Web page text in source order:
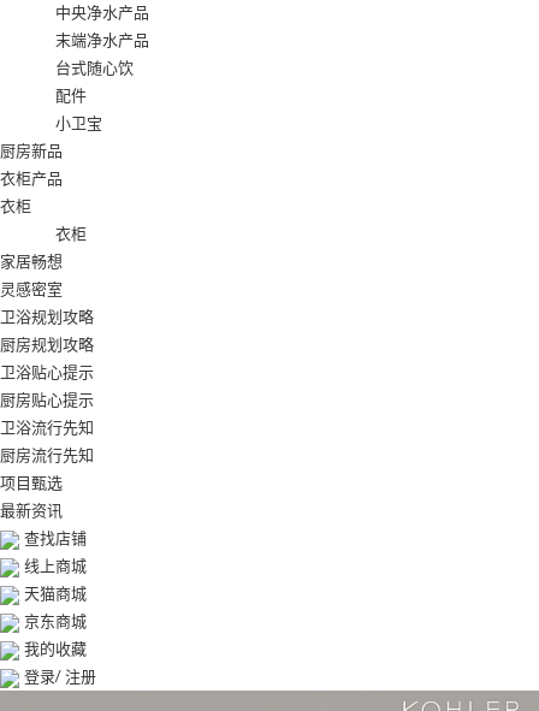
中央净水产品
末端净水产品
台式随心饮
配件
小卫宝
厨房新品
衣柜产品
衣柜
衣柜
家居畅想
灵感密室
卫浴规划攻略
厨房规划攻略
卫浴贴心提示
厨房贴心提示
卫浴流行先知
厨房流行先知
项目甄选
最新资讯
查找店铺
线上商城
天猫商城
京东商城
我的收藏
登录/注册